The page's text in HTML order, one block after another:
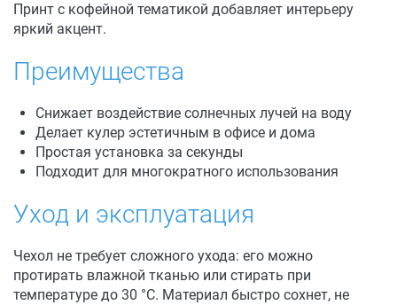
Принт с кофейной тематикой добавляет интерьеру
яркий акцент.
Преимущества
Снижает воздействие солнечных лучей на воду
Делает кулер эстетичным в офисе и дома
Простая установка за секунды
Подходит для многократного использования
Уход и эксплуатация
Чехол не требует сложного ухода: его можно
протирать влажной тканью или стирать при
температуре до 30 °C. Материал быстро сохнет, не